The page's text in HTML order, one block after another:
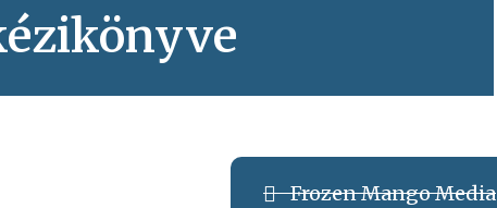
Frozen Mango Media